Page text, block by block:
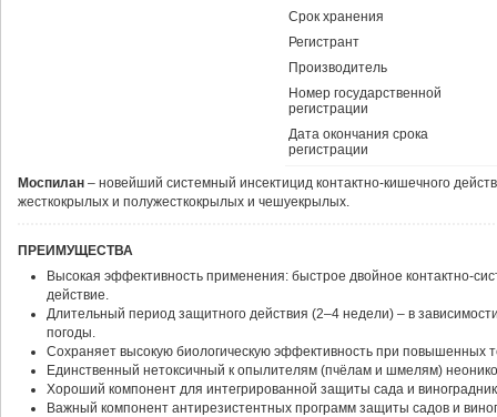
Срок хранения
Регистрант
Производитель
Номер государственной
регистрации
Дата окончания срока
регистрации
Моспилан – новейший системный инсектицид контактно-кишечного
жесткокрылых и полужесткокрылых и чешуекрылых.
ПРЕИМУЩЕСТВА
Высокая эффективность применения: быстрое двойное контактно-
действие.
Длительный период защитного действия (2–4 недели) – в
погоды.
Сохраняет высокую биологическую эффективность при повышенных
Единственный нетоксичный к опылителям (пчёлам и шмелям)
Хороший компонент для интегрированной защиты сада и
Важный компонент антирезистентных программ защиты садов и